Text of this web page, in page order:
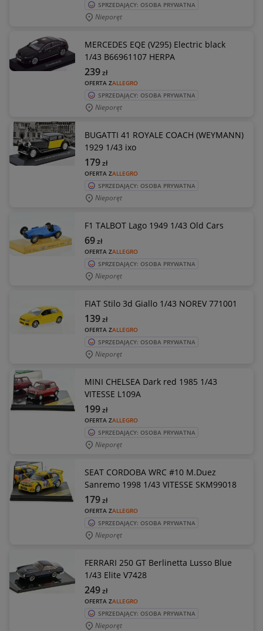
SPRZEDAJĄCY: OSOBA PRYWATNA
Nieporęt
MERCEDES EQE (V295) Electric black
1/43 B66961107 HERPA
OFERTA ZALLEGRO
239zł
SPRZEDAJĄCY: OSOBA PRYWATNA
Nieporęt
BUGATTI 41 ROYALE COACH (WEYMANN)
1929 1/43 ixo
OFERTA ZALLEGRO
179zł
SPRZEDAJĄCY: OSOBA PRYWATNA
Nieporęt
F1 TALBOT Lago 1949 1/43 Old Cars
OFERTA ZALLEGRO
69zł
SPRZEDAJĄCY: OSOBA PRYWATNA
Nieporęt
FIAT Stilo 3d Giallo 1/43 NOREV 771001
OFERTA ZALLEGRO
139zł
SPRZEDAJĄCY: OSOBA PRYWATNA
Nieporęt
MINI CHELSEA Dark red 1985 1/43
VITESSE L109A
OFERTA ZALLEGRO
199zł
SPRZEDAJĄCY: OSOBA PRYWATNA
Nieporęt
SEAT CORDOBA WRC #10 M.Duez
Sanremo 1998 1/43 VITESSE SKM99018
OFERTA ZALLEGRO
179zł
SPRZEDAJĄCY: OSOBA PRYWATNA
Nieporęt
FERRARI 250 GT Berlinetta Lusso Blue
1/43 Elite V7428
OFERTA ZALLEGRO
249zł
SPRZEDAJĄCY: OSOBA PRYWATNA
Nieporęt